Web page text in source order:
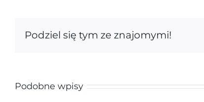
Podziel się tym ze znajomymi!
Podobne wpisy